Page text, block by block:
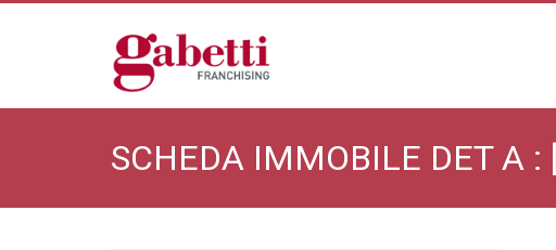
SCHEDA IMMOBILE DET A :